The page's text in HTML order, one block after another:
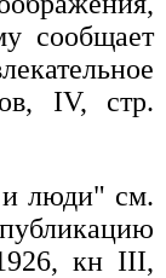
сообщает
IV, стр.
люди" см.
кн III,